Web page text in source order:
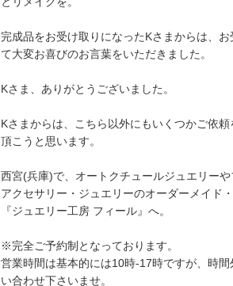
完成品をお受け取りになったKさまからは、
て大変お喜びのお言葉をいただきました。
Kさま、ありがとうございました。
Kさまからは、こちら以外にもいくつかご依
頂こうと思います。
西宮(兵庫)で、オートクチュールジュエリー
アクセサリー・ジュエリーのオーダーメイド
『ジュエリー工房 フィール』へ。
※完全ご予約制となっております。
営業時間は基本的には10時-17時ですが、時
い合わせ下さいませ。